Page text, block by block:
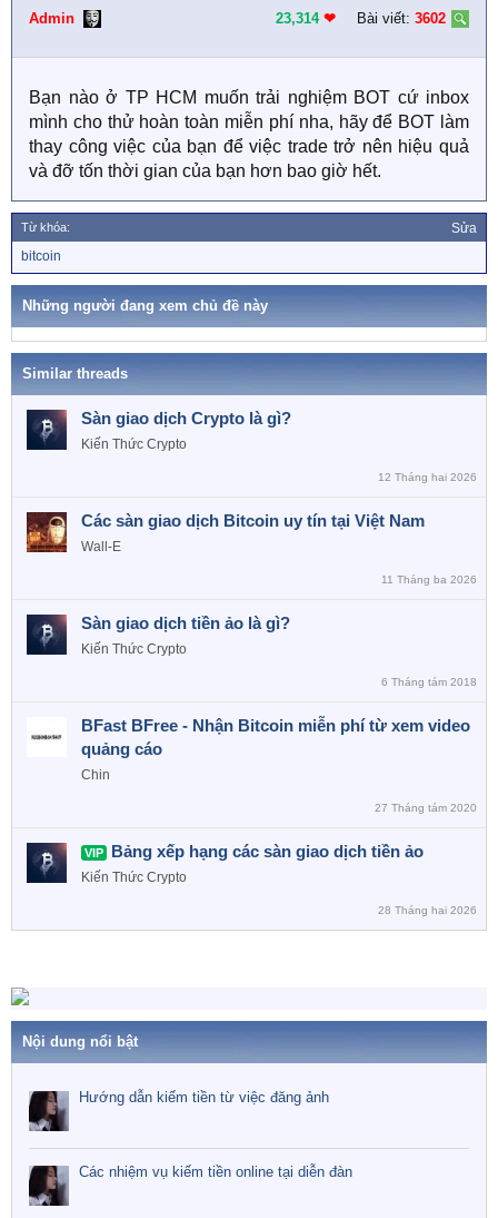
i
n
:
Admin 23,314 ❤︎ Bài viết: 3602
Bạn nào ở TP HCM muốn trải nghiệm BOT cứ inbox
mình cho thử hoàn toàn miễn phí nha, hãy để BOT làm
thay công việc của bạn để việc trade trở nên hiệu quả
và đỡ tốn thời gian của bạn hơn bao giờ hết.
Từ khóa: Sửa
ừ
k
bitcoin
Những người đang xem chủ đề này
Similar threads
Sàn giao dịch Crypto là gì?
Kiến Thức Crypto
12 Tháng hai 2026
Các sàn giao dịch Bitcoin uy tín tại Việt Nam
Wall-E
11 Tháng ba 2026
Sàn giao dịch tiền ảo là gì?
Kiến Thức Crypto
6 Tháng tám 2018
BFast BFree - Nhận Bitcoin miễn phí từ xem video
quảng cáo
Chin
27 Tháng tám 2020
VIP Bảng xếp hạng các sàn giao dịch tiền ảo
Kiến Thức Crypto
28 Tháng hai 2026
Nội dung nổi bật
Hướng dẫn kiếm tiền từ việc đăng ảnh
Các nhiệm vụ kiếm tiền online tại diễn đàn